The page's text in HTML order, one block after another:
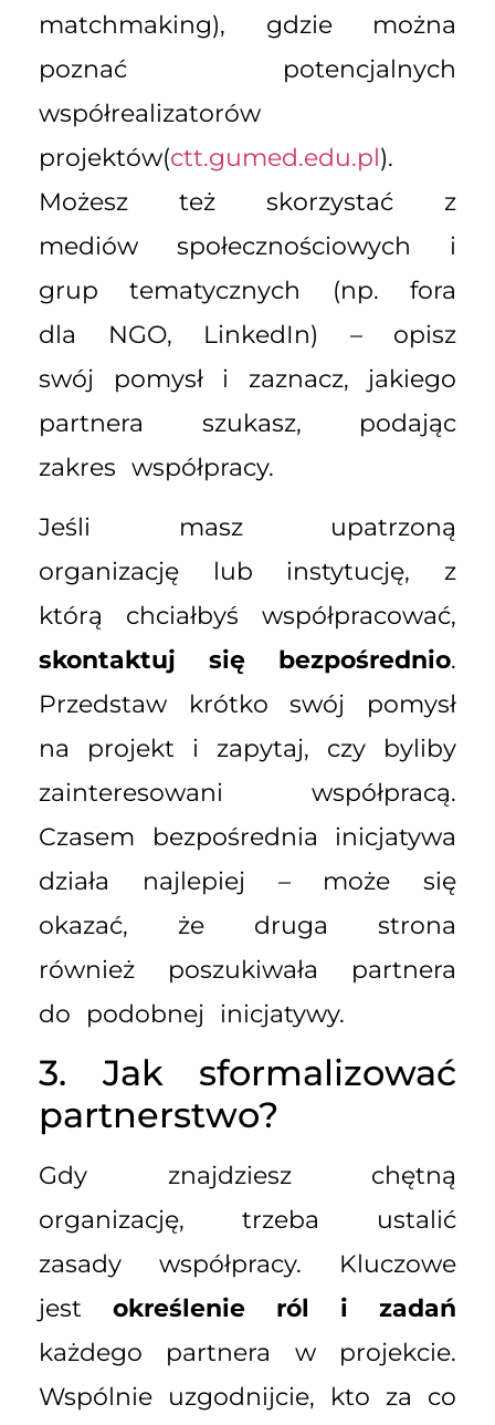
matchmaking), gdzie można
poznać potencjalnych
współrealizatorów
projektów(ctt.gumed.edu.pl).
Możesz też skorzystać z
mediów społecznościowych i
grup tematycznych (np. fora
dla NGO, LinkedIn) – opisz
swój pomysł i zaznacz, jakiego
partnera szukasz, podając
zakres współpracy.
Jeśli masz upatrzoną
organizację lub instytucję, z
którą chciałbyś współpracować,
skontaktuj się bezpośrednio.
Przedstaw krótko swój pomysł
na projekt i zapytaj, czy byliby
zainteresowani współpracą.
Czasem bezpośrednia inicjatywa
działa najlepiej – może się
okazać, że druga strona
również poszukiwała partnera
do podobnej inicjatywy.
3. Jak sformalizować
partnerstwo?
Gdy znajdziesz chętną
organizację, trzeba ustalić
zasady współpracy. Kluczowe
jest określenie ról i zadań
każdego partnera w projekcie.
Wspólnie uzgodnijcie, kto za co